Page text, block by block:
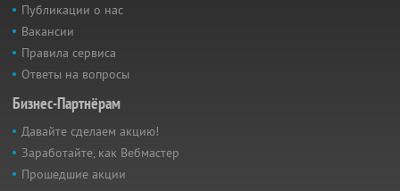
Публикации о нас
Вакансии
Правила сервиса
Ответы на вопросы
Бизнес-Партнёрам
Давайте сделаем акцию!
Заработайте, как Вебмастер
Прошедшие акции